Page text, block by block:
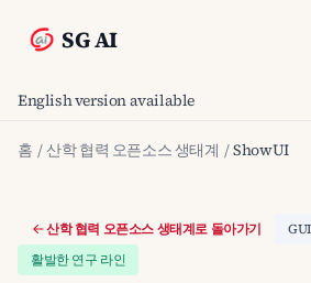
SG AI
English version available
홈 / 산학 협력 오픈소스 생태계 / ShowUI
산학 협력 오픈소스 생태계로 돌아가기
활발한 연구 라인